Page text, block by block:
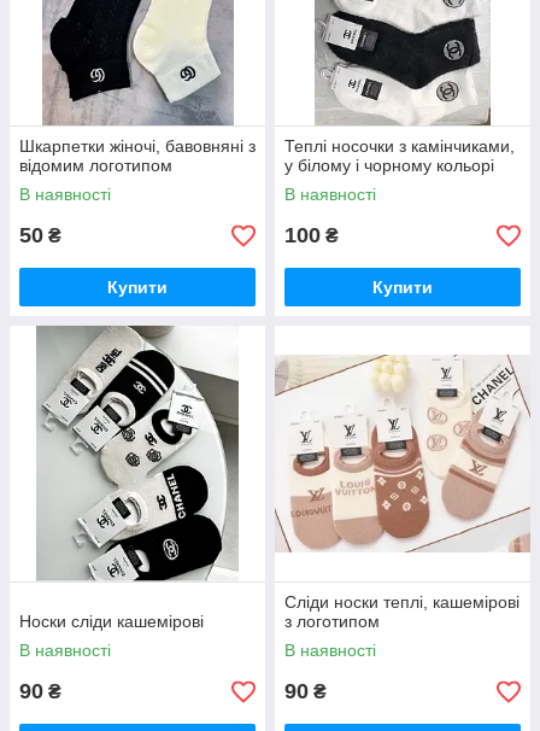
Шкарпетки жіночі, бавовняні з
відомим логотипом
В наявності
50 ₴
Купити
Теплі носочки з камінчиками,
у білому і чорному кольорі
В наявності
100 ₴
Купити
Носки сліди кашемірові
В наявності
90 ₴
Сліди носки теплі, кашемірові
з логотипом
В наявності
90 ₴